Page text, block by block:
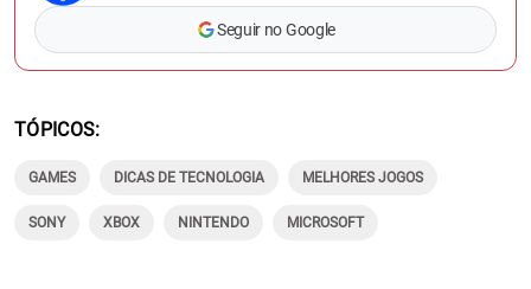
Seguir no Google
TÓPICOS
GAMES DICAS DE TECNOLOGIA MELHORES JOGOS
SONY XBOX NINTENDO MICROSOFT